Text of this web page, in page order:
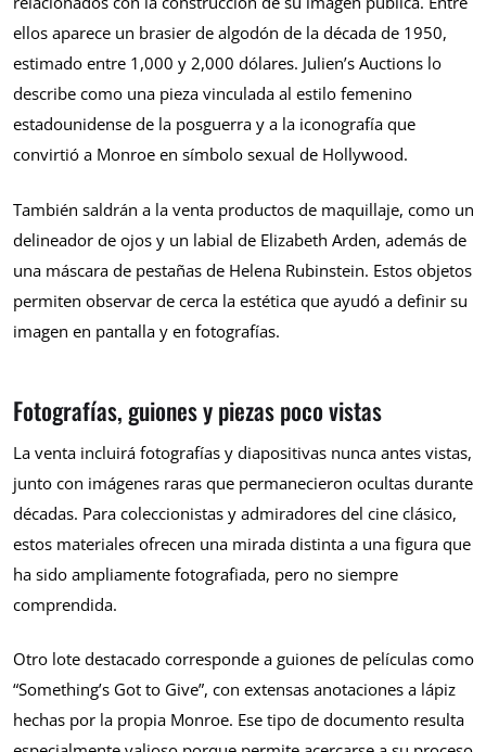
ellos aparece un brasier de algodón de la década de 1950,
estimado entre 1,000 y 2,000 dólares. Julien’s Auctions lo
describe como una pieza vinculada al estilo femenino
estadounidense de la posguerra y a la iconografía que
convirtió a Monroe en símbolo sexual de Hollywood.
También saldrán a la venta productos de maquillaje, como un
delineador de ojos y un labial de Elizabeth Arden, además de
una máscara de pestañas de Helena Rubinstein. Estos objetos
permiten observar de cerca la estética que ayudó a definir su
imagen en pantalla y en fotografías.
Fotografías, guiones y piezas poco vistas
La venta incluirá fotografías y diapositivas nunca antes vistas,
junto con imágenes raras que permanecieron ocultas durante
décadas. Para coleccionistas y admiradores del cine clásico,
estos materiales ofrecen una mirada distinta a una figura que
ha sido ampliamente fotografiada, pero no siempre
comprendida.
Otro lote destacado corresponde a guiones de películas como
“Something’s Got to Give”, con extensas anotaciones a lápiz
hechas por la propia Monroe. Ese tipo de documento resulta